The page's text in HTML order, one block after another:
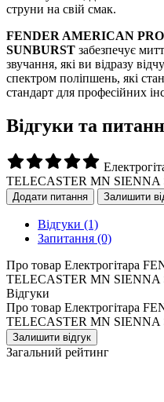
струни на свій смак.
FENDER AMERICAN
SUNBURST забезпечує
звучання, які ви відразу
спектром поліпшень, які
стандарт для професійних
Відгуки та
TELECASTER MN SIENNA
Додати питання Залишити
Відгуки (1)
Запитання (0)
Про товар Електрогітара
TELECASTER MN SIENNA
Відгуки
Про товар Електрогітара
TELECASTER MN SIENNA
Залишити відгук
Загальний рейтинг